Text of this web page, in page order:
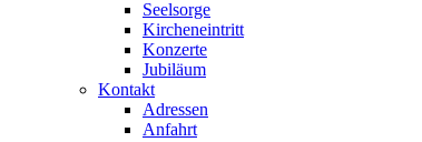
Seelsorge
Kircheneintritt
Konzerte
Jubiläum
Kontakt
Adressen
Anfahrt